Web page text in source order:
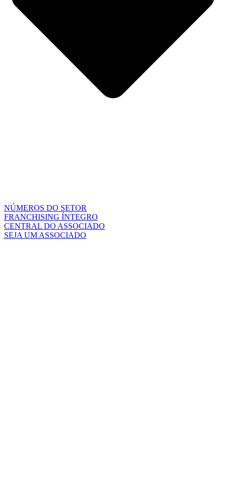
NÚMEROS DO SETOR
FRANCHISING ÍNTEGRO
CENTRAL DO ASSOCIADO
SEJA UM ASSOCIADO